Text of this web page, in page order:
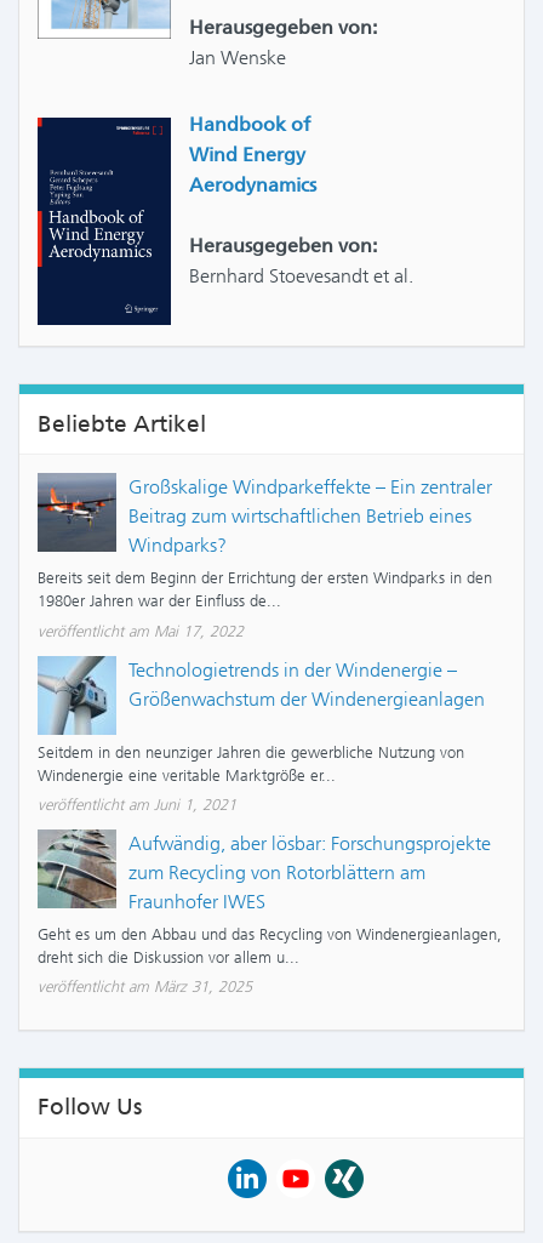
Herausgegeben von:
Jan Wenske
Handbook of
Wind Energy
Aerodynamics
Herausgegeben von:
Bernhard Stoevesandt et al.
Beliebte Artikel
Großskalige Windparkeffekte – Ein zentraler
Beitrag zum wirtschaftlichen Betrieb eines
Windparks?
Bereits seit dem Beginn der Errichtung der ersten Windparks in den
1980er Jahren war der Einfluss de...
veröffentlicht am Mai 17, 2022
Technologietrends in der Windenergie –
Größenwachstum der Windenergieanlagen
Seitdem in den neunziger Jahren die gewerbliche Nutzung von
Windenergie eine veritable Marktgröße er...
veröffentlicht am Juni 1, 2021
Aufwändig, aber lösbar: Forschungsprojekte
zum Recycling von Rotorblättern am
Fraunhofer IWES
Geht es um den Abbau und das Recycling von Windenergieanlagen,
dreht sich die Diskussion vor allem u...
veröffentlicht am März 31, 2025
Follow Us